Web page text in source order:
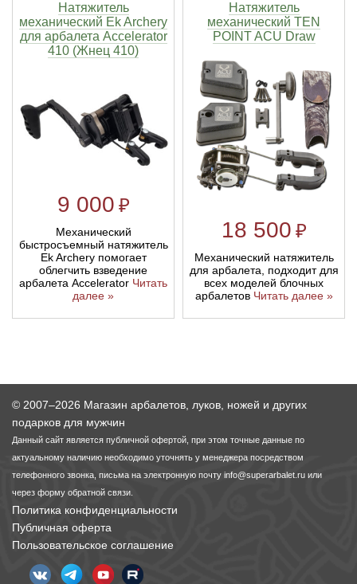
Натяжитель
механический Ek Archery
для арбалета Accelerator
410 (Жнец 410)
9 000 ₽
Механический
быстросъемный натяжитель
Ek Archery помогает
облегчить взведение
арбалета Accelerator Читать
далее »
Натяжитель
механический TEN
POINT ACU Draw
18 500 ₽
Механический натяжитель
для арбалета, подходит для
всех моделей блочных
арбалетов Читать далее »
© 2007–2026 Магазин арбалетов, луков, ножей и других
подарков для мужчин
Данный сайт является публичной офертой, при этом точные данные по
актуальному наличию необходимо уточнять у менеджера посредством
телефонного звонка, письма на электронную почту info@superarbalet.ru или
через форму обратной связи.
Политика конфиденциальности
Публичная оферта
Пользовательское соглашение